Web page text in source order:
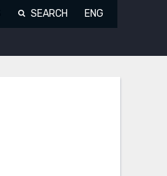
SEARCH ENG